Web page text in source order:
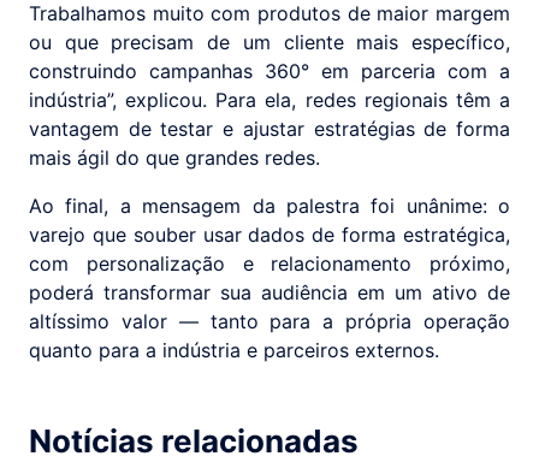
Trabalhamos muito com produtos de maior margem
ou que precisam de um cliente mais específico,
construindo campanhas 360° em parceria com a
indústria”, explicou. Para ela, redes regionais têm a
vantagem de testar e ajustar estratégias de forma
mais ágil do que grandes redes.
Ao final, a mensagem da palestra foi unânime: o
varejo que souber usar dados de forma estratégica,
com personalização e relacionamento próximo,
poderá transformar sua audiência em um ativo de
altíssimo valor — tanto para a própria operação
quanto para a indústria e parceiros externos.
Notícias relacionadas